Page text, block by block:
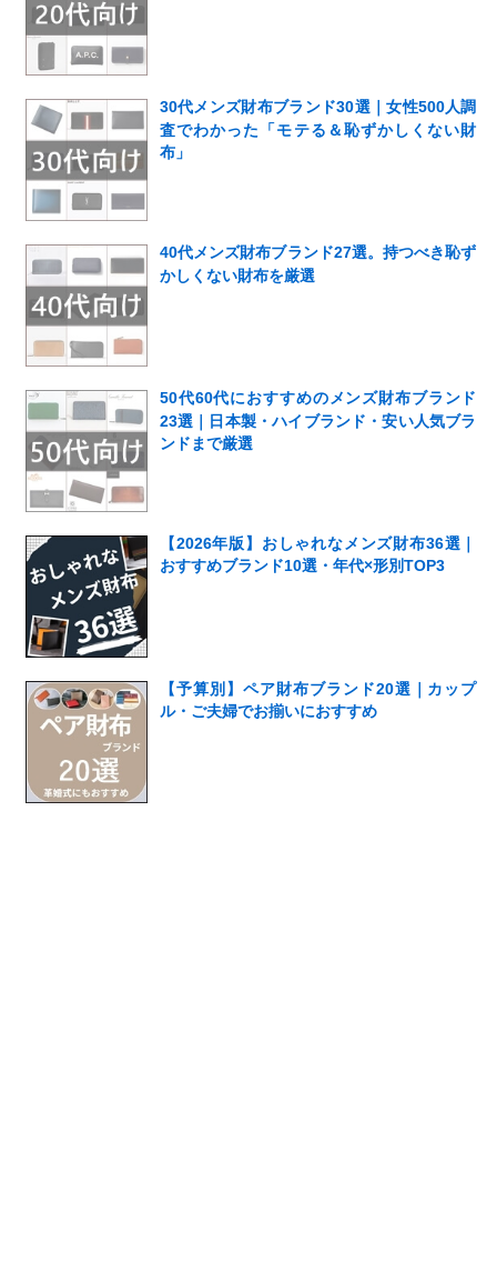
30代メンズ財布ブランド30選｜女性500人調
査でわかった「モテる＆恥ずかしくない財
布」
40代メンズ財布ブランド27選。持つべき恥ず
かしくない財布を厳選
50代60代におすすめのメンズ財布ブランド
23選｜日本製・ハイブランド・安い人気ブラ
ンドまで厳選
【2026年版】おしゃれなメンズ財布36選｜
おすすめブランド10選・年代×形別TOP3
【予算別】ペア財布ブランド20選｜カップ
ル・ご夫婦でお揃いにおすすめ